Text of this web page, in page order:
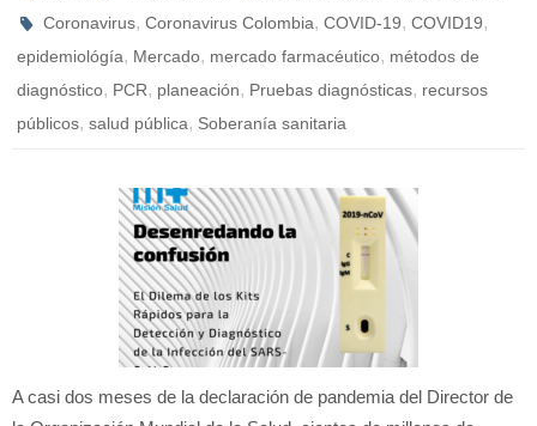
Coronavirus,Coronavirus Colombia,COVID-19,COVID19,
epidemiológía, Mercado, mercado farmacéutico, métodos de
diagnóstico, PCR, planeación, Pruebas diagnósticas, recursos
públicos, salud pública, Soberanía sanitaria
A casi dos meses de la declaración de pandemia del Director de